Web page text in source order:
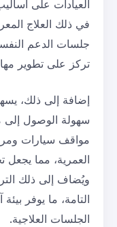
العيادات على
في ذلك العلاج
جلسات الدعم
تركز على تطوير
إضافة إلى ذلك،
سهولة الوصول إلى
مواقف سيارات
العمرية، مما يجعل
ويُضاف إلى ذلك
التامة، ما يوفر
الجلسات العلاجية.